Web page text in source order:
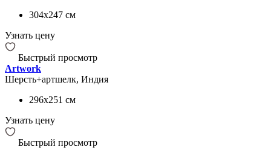
304x247 см
Узнать цену
Быстрый просмотр
Artwork
Шерсть+артшелк, Индия
296x251 см
Узнать цену
Быстрый просмотр